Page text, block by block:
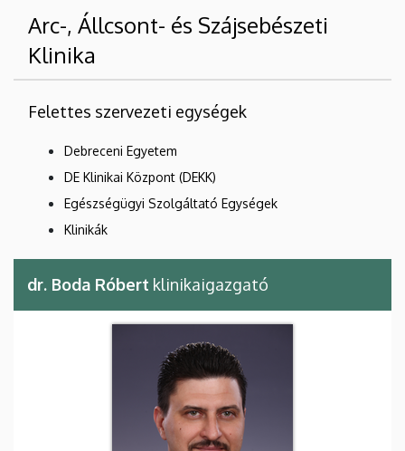
Arc-, Állcsont- és Szájsebészeti
Klinika
Felettes szervezeti egységek
Debreceni Egyetem
DE Klinikai Központ (DEKK)
Egészségügyi Szolgáltató Egységek
Klinikák
dr. Boda Róbert klinikaigazgató